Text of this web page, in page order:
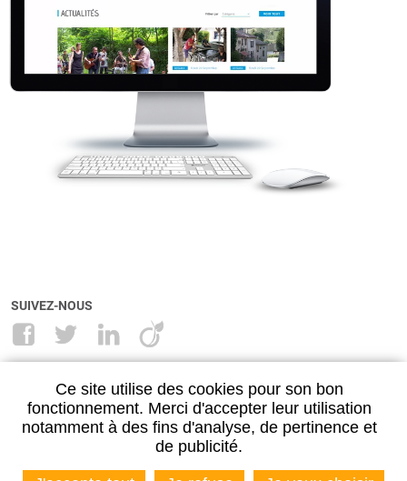
SUIVEZ-NOUS
NANCY
28, rue Maréchal Lyautey
54500 VANDŒUVRE-LÈS-NANCY
03 83 27 29 00
METZ
11 place Jean Paul II
57000 METZ
03 87 30 55 89
Ce site utilise des cookies pour son bon
fonctionnement. Merci d'accepter leur utilisation
notamment à des fins d'analyse, de pertinence et
de publicité.